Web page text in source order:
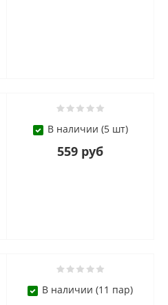
В наличии (5 шт)
559 руб
В наличии (11 пар)